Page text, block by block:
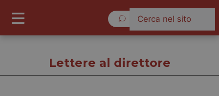
Lettere al direttore